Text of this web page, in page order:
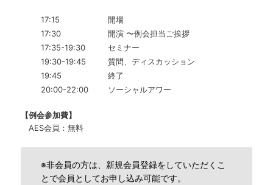
17:15
開場
17:30
開演 〜例会担当ご挨拶
17:35-19:30
セミナー
19:30-19:45
質問、ディスカッション
19:45
終了
20:00-22:00
ソーシャルアワー
【例会参加費】
AES会員：無料
※非会員の方は、新規会員登録をしていただくこ
とで会員としてお申し込み可能です。